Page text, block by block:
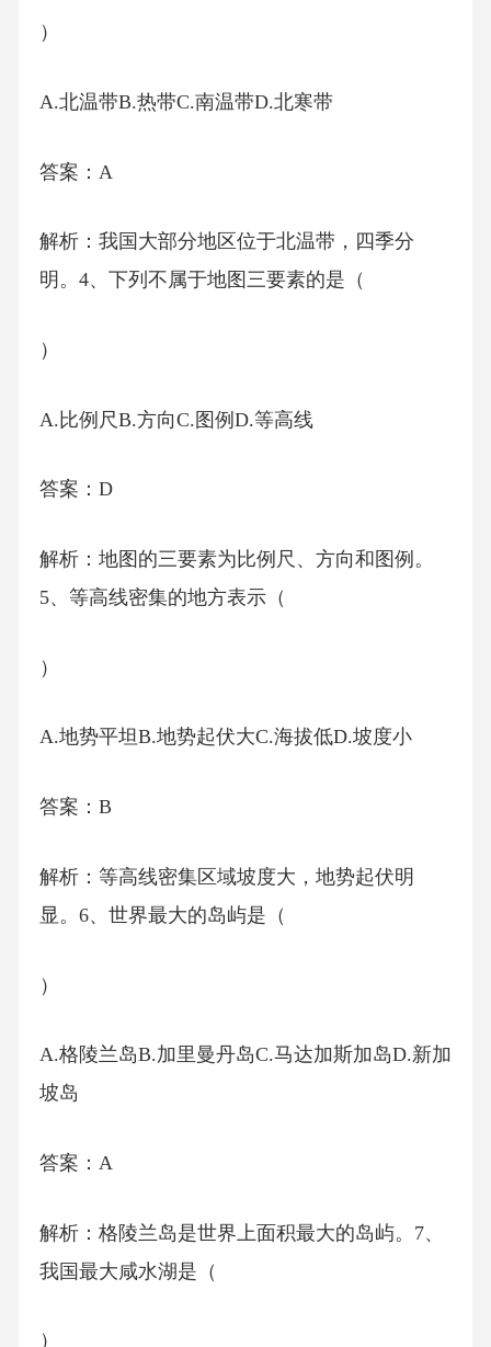
）
A.北温带B.热带C.南温带D.北寒带
答案：A
解析：我国大部分地区位于北温带，四季分
明。4、下列不属于地图三要素的是（
）
A.比例尺B.方向C.图例D.等高线
答案：D
解析：地图的三要素为比例尺、方向和图例。
5、等高线密集的地方表示（
）
A.地势平坦B.地势起伏大C.海拔低D.坡度小
答案：B
解析：等高线密集区域坡度大，地势起伏明
显。6、世界最大的岛屿是（
）
A.格陵兰岛B.加里曼丹岛C.马达加斯加岛D.新加
坡岛
答案：A
解析：格陵兰岛是世界上面积最大的岛屿。7、
我国最大咸水湖是（
）